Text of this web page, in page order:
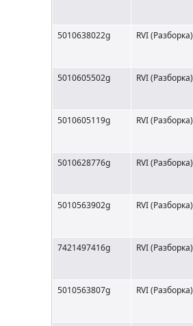
5010638022g RVI (Разборка)
5010605502g RVI (Разборка)
5010605119g RVI (Разборка)
5010628776g RVI (Разборка)
5010563902g RVI (Разборка)
7421497416g RVI (Разборка)
5010563807g RVI (Разборка)